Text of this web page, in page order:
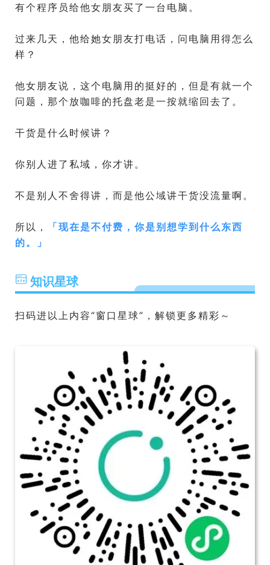
有个程序员给他女朋友买了一台电脑。
过来几天，他给她女朋友打电话，问电脑用得怎么
样？
他女朋友说，这个电脑用的挺好的，但是有就一个
问题，那个放咖啡的托盘老是一按就缩回去了。
干货是什么时候讲？
你别人进了私域，你才讲。
不是别人不舍得讲，而是他公域讲干货没流量啊。
所以， 「现在是不付费，你是别想学到什么东西
的。
」
知识星球
扫码进以上内容“窗口星球”，解锁更多精彩～